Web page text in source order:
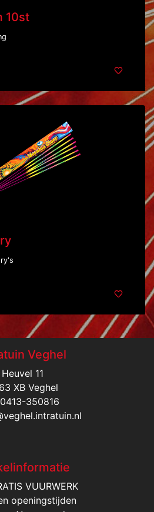
10st
Veghel
Heuvel 11
XB Veghel
0413-350816
VUURWERK
openingstijden